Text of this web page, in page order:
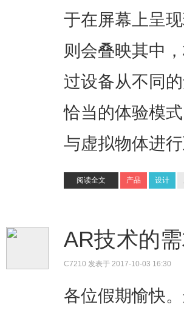
于在屏幕上呈
则会叠映其中
过设备从不同
恰当的体验模
与虚拟物体进行
阅读全文 产品 设计
AR技术的
C7210 发表于 2017-10-03 16:30
各位假期愉快